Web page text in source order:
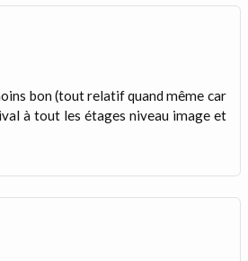
bon (tout relatif quand même car
à tout les étages niveau image et